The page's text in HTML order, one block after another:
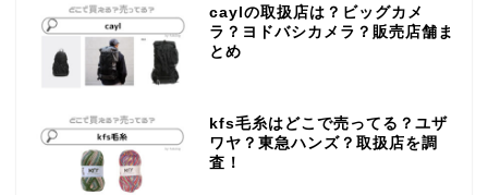
caylの取扱店は？ビッグカメ
ラ？ヨドバシカメラ？販売店舗ま
とめ
kfs毛糸はどこで売ってる？ユザ
ワヤ？東急ハンズ？取扱店を調
査！